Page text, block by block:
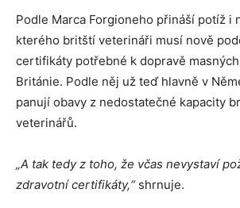
Podle Marca Forgioneho přináší potíž i
kterého britští veterináři musí nově
certifikáty potřebné k dopravě
Británie. Podle něj už teď hlavně v
panují obavy z nedostatečné kapacity
veterinářů.
„A tak tedy z toho, že včas nevystaví
zdravotní certifikáty,“shrnuje.